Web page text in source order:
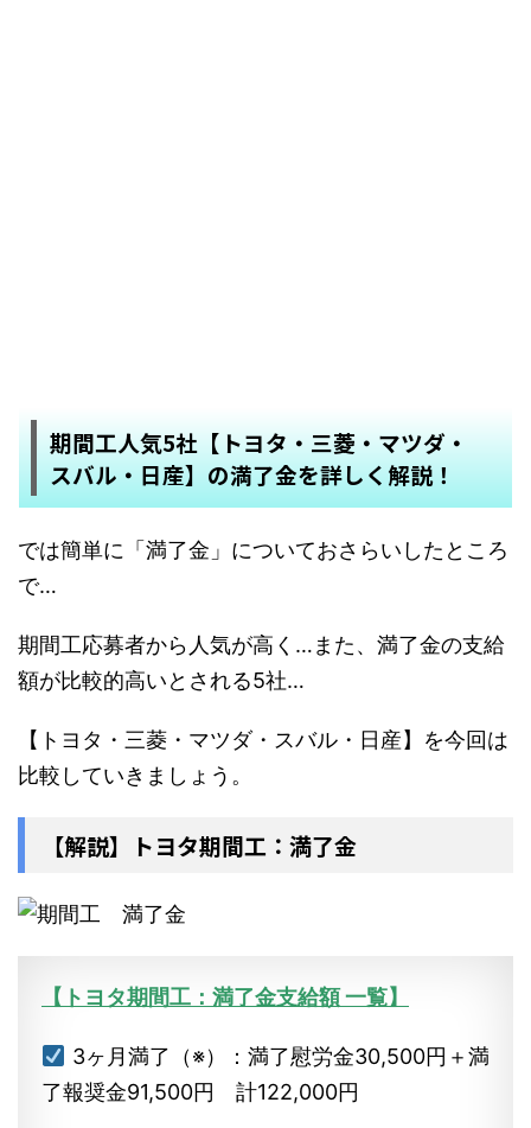
期間工人気5社【トヨタ・三菱・マツダ・
スバル・日産】の満了金を詳しく解説！
では簡単に「満了金」についておさらいしたところ
で…
期間工応募者から人気が高く…また、満了金の支給
額が比較的高いとされる5社…
【トヨタ・三菱・マツダ・スバル・日産】を今回は
比較していきましょう。
【解説】トヨタ期間工：満了金
【トヨタ期間工：満了金支給額 一覧】
3ヶ月満了（※）：満了慰労金30,500円＋満
了報奨金91,500円 計122,000円